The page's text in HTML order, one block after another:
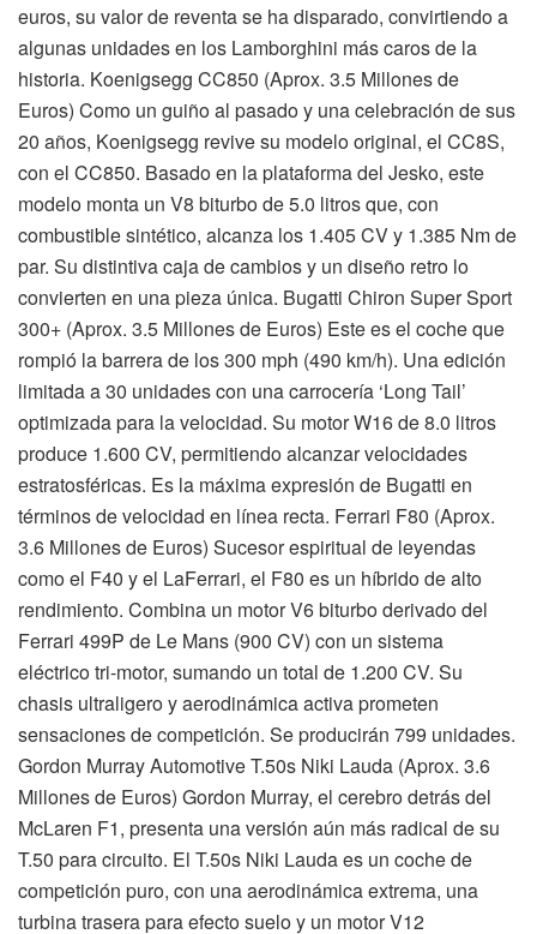
euros, su valor de reventa se ha disparado, convirtiendo a
algunas unidades en los Lamborghini más caros de la
historia. Koenigsegg CC850 (Aprox. 3.5 Millones de
Euros) Como un guiño al pasado y una celebración de sus
20 años, Koenigsegg revive su modelo original, el CC8S,
con el CC850. Basado en la plataforma del Jesko, este
modelo monta un V8 biturbo de 5.0 litros que, con
combustible sintético, alcanza los 1.405 CV y 1.385 Nm de
par. Su distintiva caja de cambios y un diseño retro lo
convierten en una pieza única. Bugatti Chiron Super Sport
300+ (Aprox. 3.5 Millones de Euros) Este es el coche que
rompió la barrera de los 300 mph (490 km/h). Una edición
limitada a 30 unidades con una carrocería ‘Long Tail’
optimizada para la velocidad. Su motor W16 de 8.0 litros
produce 1.600 CV, permitiendo alcanzar velocidades
estratosféricas. Es la máxima expresión de Bugatti en
términos de velocidad en línea recta. Ferrari F80 (Aprox.
3.6 Millones de Euros) Sucesor espiritual de leyendas
como el F40 y el LaFerrari, el F80 es un híbrido de alto
rendimiento. Combina un motor V6 biturbo derivado del
Ferrari 499P de Le Mans (900 CV) con un sistema
eléctrico tri-motor, sumando un total de 1.200 CV. Su
chasis ultraligero y aerodinámica activa prometen
sensaciones de competición. Se producirán 799 unidades.
Gordon Murray Automotive T.50s Niki Lauda (Aprox. 3.6
Millones de Euros) Gordon Murray, el cerebro detrás del
McLaren F1, presenta una versión aún más radical de su
T.50 para circuito. El T.50s Niki Lauda es un coche de
competición puro, con una aerodinámica extrema, una
turbina trasera para efecto suelo y un motor V12